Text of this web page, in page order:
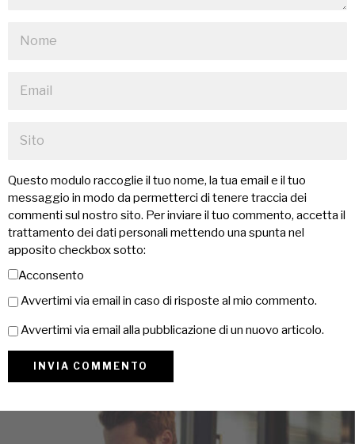
Questo modulo raccoglie il tuo nome, la tua email e il tuo
messaggio in modo da permetterci di tenere traccia dei
commenti sul nostro sito. Per inviare il tuo commento, accetta il
trattamento dei dati personali mettendo una spunta nel
apposito checkbox sotto:
Acconsento
Avvertimi via email in caso di risposte al mio commento.
Avvertimi via email alla pubblicazione di un nuovo articolo.